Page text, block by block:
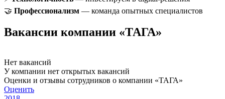
🤝 Профессионализм — команда опытных специалистов
Вакансии компании «ТАГА»
Нет вакансий
У компании нет открытых вакансий
Оценки и отзывы сотрудников о компании «ТАГА»
Оценить